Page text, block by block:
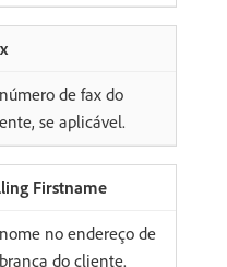
de fax do
se aplicável.
Firstname
no endereço de
do cliente.